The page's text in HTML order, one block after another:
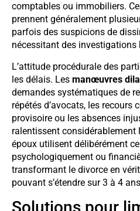
comptables ou immobiliers.
prennent généralement
parfois des suspicions de
nécessitant des
L’attitude procédurale des
les délais. Les manœuvres
demandes systématiques de
répétés d’avocats, les recours
provisoire ou les absences
ralentissent considérablement
époux utilisent délibérément
psychologiquement ou
transformant le divorce en
pouvant s’étendre sur 3 à 4